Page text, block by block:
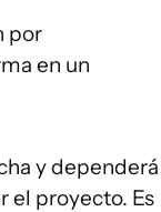
por
en un
y dependerá
el proyecto. Es